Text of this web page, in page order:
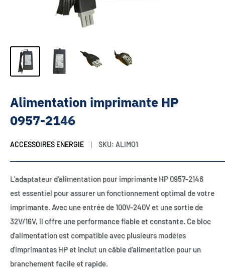
Alimentation imprimante HP
0957-2146
ACCESSOIRES ENERGIE SKU: ALIMO1
L'adaptateur d'alimentation pour imprimante HP 0957-2146
est essentiel pour assurer un fonctionnement optimal de votre
imprimante. Avec une entrée de 100V-240V et une sortie de
32V/16V, il offre une performance fiable et constante. Ce bloc
d'alimentation est compatible avec plusieurs modèles
d'imprimantes HP et inclut un câble d'alimentation pour un
branchement facile et rapide.